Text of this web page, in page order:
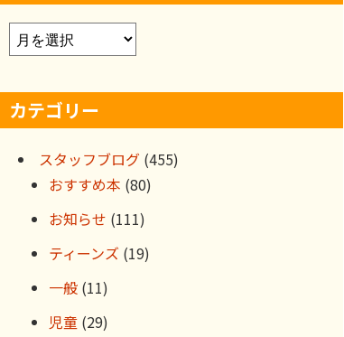
ア
ー
イ
ブ
カテゴリー
スタッフブログ (455)
おすすめ本 (80)
お知らせ (111)
ティーンズ (19)
一般 (11)
児童 (29)